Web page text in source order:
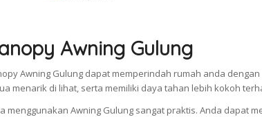
Awning Gulung
Awning Gulung dapat memperindah rumah anda
menarik di lihat, serta memiliki daya tahan lebih kokoh
menggunakan Awning Gulung sangat praktis. Anda dapat